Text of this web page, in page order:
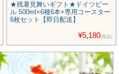
★残暑見舞いギフト★ドイツビー
ル 500ml×6種6本+専用コースター
6枚セット【即日配送】
¥5,180(税込)